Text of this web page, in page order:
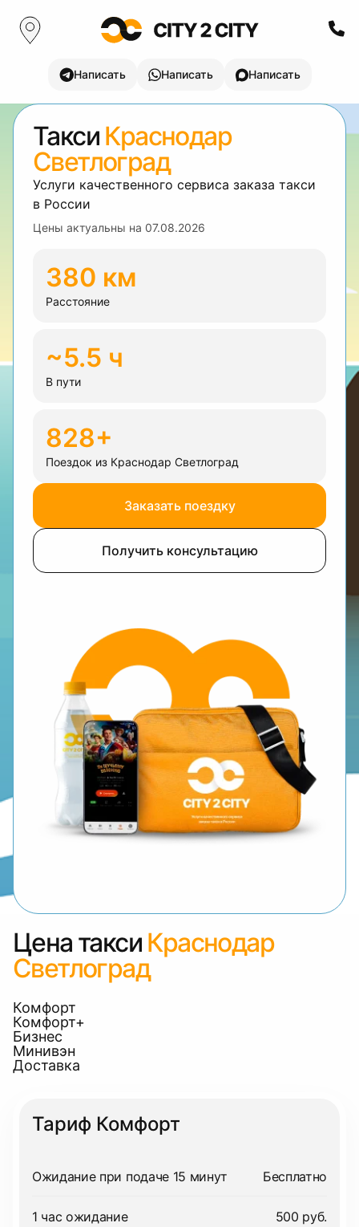
Написать Написать Написать
Такси Краснодар
Светлоград
Услуги качественного сервиса заказа такси
в России
Цены актуальны на 07.08.2026
380 км
Расстояние
~5.5 ч
В пути
828+
Поездок из Краснодар Светлоград
Заказать поездку
Получить консультацию
Цена такси Краснодар
Светлоград
Комфорт
Комфорт+
Бизнес
Минивэн
Доставка
Тариф Комфорт
Ожидание при подаче 15 минут Бесплатно
1 час ожидание 500 руб.